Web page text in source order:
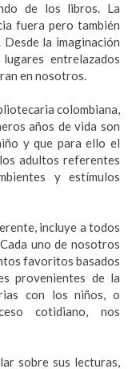
de los libros. La
fuera pero también
la imaginación
entrelazados
en nosotros.
colombiana,
años de vida son
y que para ello el
adultos referentes
y estímulos
incluye a todos
uno de nosotros
favoritos basados
provenientes de la
con los niños, o
cotidiano, nos
sobre sus lecturas,